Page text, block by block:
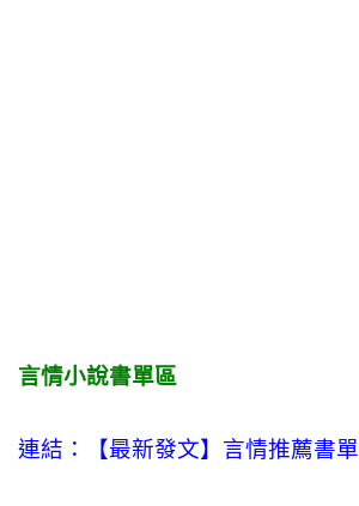
言情小說書單區
連結：【最新發文】 言情推薦書單